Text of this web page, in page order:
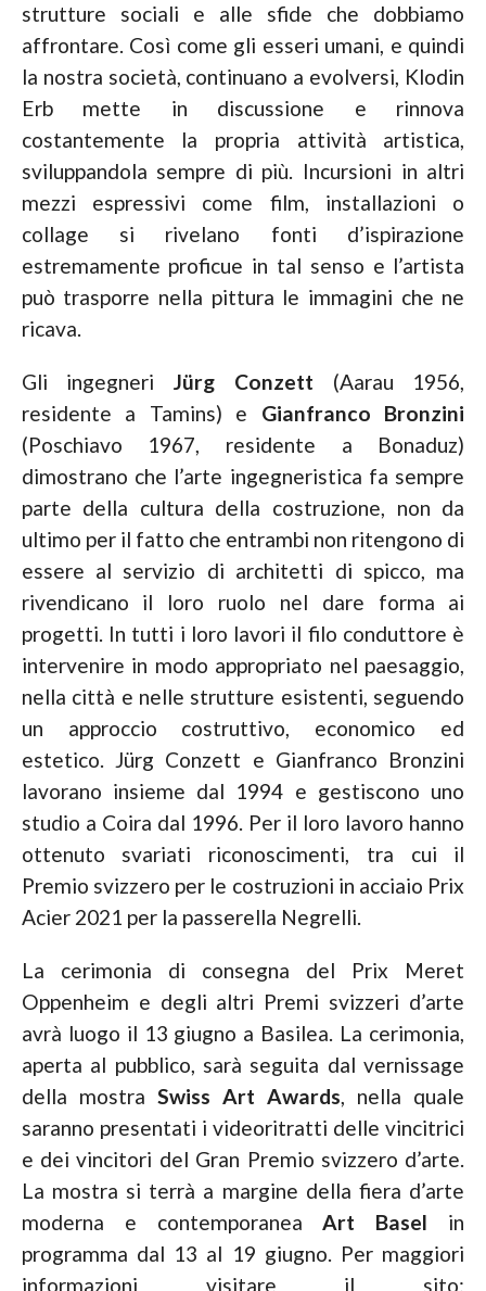
strutture sociali e alle sfide che dobbiamo
affrontare. Così come gli esseri umani, e quindi
la nostra società, continuano a evolversi, Klodin
Erb mette in discussione e rinnova
costantemente la propria attività artistica,
sviluppandola sempre di più. Incursioni in altri
mezzi espressivi come film, installazioni o
collage si rivelano fonti d’ispirazione
estremamente proficue in tal senso e l’artista
può trasporre nella pittura le immagini che ne
ricava.
Gli ingegneriJürg Conzett (Aarau 1956,
residente a Tamins) e Gianfranco Bronzini
(Poschiavo 1967, residente a Bonaduz)
dimostrano che l’arte ingegneristica fa sempre
parte della cultura della costruzione, non da
ultimo per il fatto che entrambi non ritengono di
essere al servizio di architetti di spicco, ma
rivendicano il loro ruolo nel dare forma ai
progetti. In tutti i loro lavori il filo conduttore è
intervenire in modo appropriato nel paesaggio,
nella città e nelle strutture esistenti, seguendo
un approccio costruttivo, economico ed
estetico. Jürg Conzett e Gianfranco Bronzini
lavorano insieme dal 1994 e gestiscono uno
studio a Coira dal 1996. Per il loro lavoro hanno
ottenuto svariati riconoscimenti, tra cui il
Premio svizzero per le costruzioni in acciaio Prix
Acier 2021 per la passerella Negrelli.
La cerimonia di consegna del Prix Meret
Oppenheim e degli altri Premi svizzeri d’arte
avrà luogo il 13 giugno a Basilea. La cerimonia,
aperta al pubblico, sarà seguita dal vernissage
della mostra Swiss Art Awards, nella quale
saranno presentati i videoritratti delle vincitrici
e dei vincitori del Gran Premio svizzero d’arte.
La mostra si terrà a margine della fiera d’arte
moderna e contemporaneaArt Basel in
programma dal 13 al 19 giugno. Per maggiori
informazioni visitare il sito: